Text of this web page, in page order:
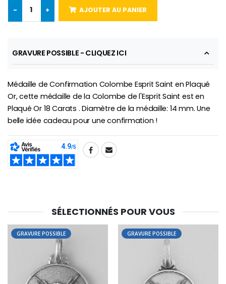
€4.90
- + AJOUTER AU PANIER
GRAVURE POSSIBLE - CLIQUEZ ICI
Médaille de Confirmation Colombe Esprit Saint en Plaqué
Or, cette médaille de la Colombe de l'Esprit Saint est en
Plaqué Or 18 Carats . Diamètre de la médaille: 14 mm. Une
belle idée cadeau pour une confirmation !
SHARE:
SÉLECTIONNÉS POUR VOUS
GRAVURE POSSIBLE GRAVURE POSSIBLE